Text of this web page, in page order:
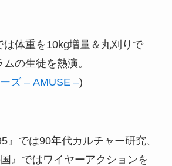
は体重を10kg増量＆丸刈りで
の生徒を熱演。
ズ – AMUSE –)
』では90年代カルチャー研究、
』ではワイヤーアクションを